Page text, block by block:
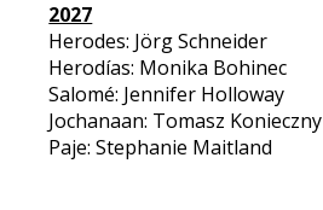
2027
Herodes: Jörg Schneider
Herodías: Monika Bohinec
Salomé: Jennifer Holloway
Jochanaan: Tomasz Konieczny
Paje: Stephanie Maitland